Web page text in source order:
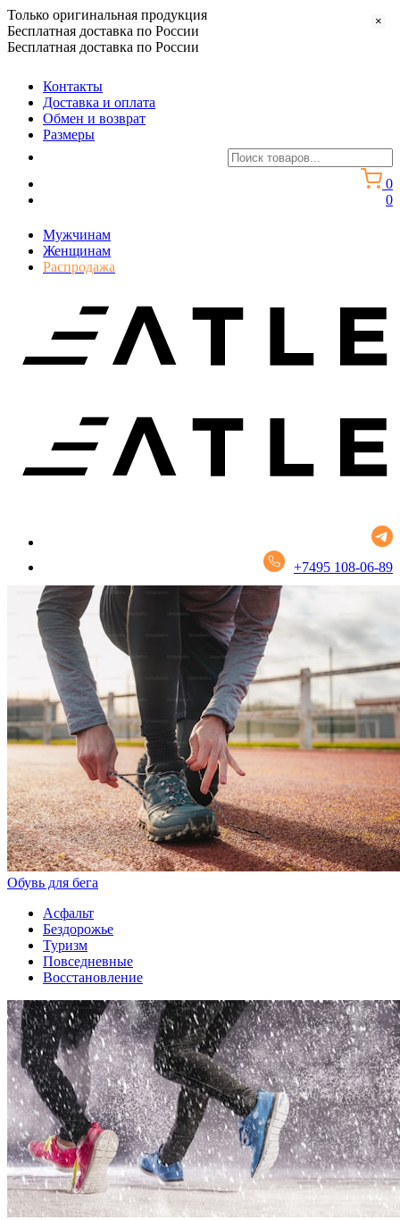
Только оригинальная продукция
Бесплатная доставка по России
Бесплатная доставка по России
Контакты
Доставка и оплата
Обмен и возврат
Размеры
0
0
Мужчинам
Женщинам
Распродажа
+7495 108-06-89
Обувь для бега
Асфальт
Бездорожье
Туризм
Повседневные
Восстановление
×